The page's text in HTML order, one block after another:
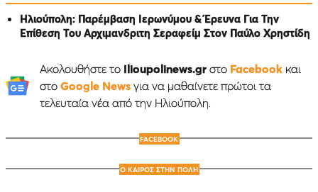
Ηλιούπολη: Παρέμβαση Ιερωνύμου & Έρευνα Για Την
Επίθεση Του Αρχιμανδριτη Σεραφείμ Στον Παύλο Χρηστίδη
Ακολουθήστε το Ilioupolinews.grστο Facebookκαι
στο Google Newsγια να μαθαίνετε πρώτοι τα
τελευταία νέα από την Ηλιούπολη.
FACEBOOK
Ο ΚΑΙΡΟΣ ΣΤΗΝ ΠΟΛΗ